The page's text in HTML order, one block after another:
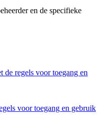
en de specifieke
de regels voor toegang en
voor toegang en gebruik